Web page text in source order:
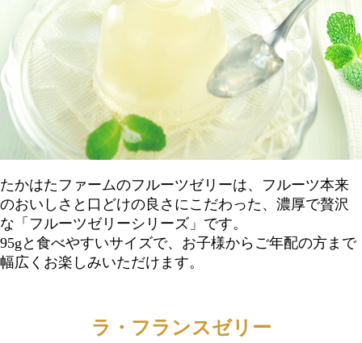
たかはたファームのフルーツゼリーは、フルーツ本来
のおいしさと口どけの良さにこだわった、濃厚で贅沢
な「フルーツゼリーシリーズ」です。
95gと食べやすいサイズで、お子様からご年配の方まで
幅広くお楽しみいただけます。
ラ・フランスゼリー